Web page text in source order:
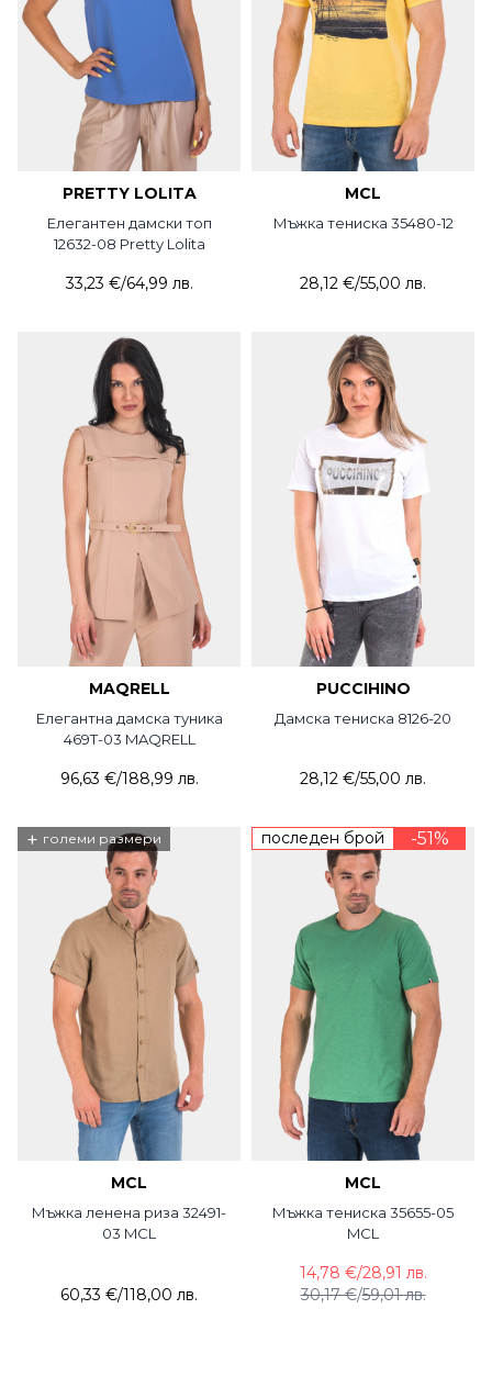
PRETTY LOLITA
Елегантен дамски топ
12632-08 Pretty Lolita
33,23 €/64,99 лв.
MCL
Мъжка тениска 35480-12
28,12 €/55,00 лв.
MAQRELL
Елегантна дамска туника
469T-03 MAQRELL
96,63 €/188,99 лв.
PUCCIHINO
Дамска тениска 8126-20
28,12 €/55,00 лв.
+ големи размери
MCL
Мъжка ленена риза 32491-
03 MCL
60,33 €/118,00 лв.
последен брой -51%
MCL
Мъжка тениска 35655-05
MCL
30,17 €/59,01 лв.
14,78 €/28,91 лв.